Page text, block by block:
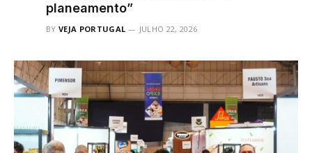
planeamento”
BY VEJA PORTUGAL JULHO 22, 2026